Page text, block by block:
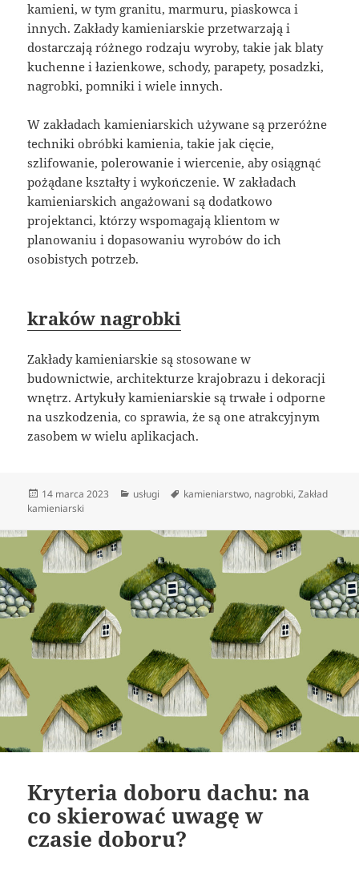
kamieni, w tym granitu, marmuru, piaskowca i
innych. Zakłady kamieniarskie przetwarzają i
dostarczają różnego rodzaju wyroby, takie jak blaty
kuchenne i łazienkowe, schody, parapety, posadzki,
nagrobki, pomniki i wiele innych.
W zakładach kamieniarskich używane są przeróżne
techniki obróbki kamienia, takie jak cięcie,
szlifowanie, polerowanie i wiercenie, aby osiągnąć
pożądane kształty i wykończenie. W zakładach
kamieniarskich angażowani są dodatkowo
projektanci, którzy wspomagają klientom w
planowaniu i dopasowaniu wyrobów do ich
osobistych potrzeb.
kraków nagrobki
Zakłady kamieniarskie są stosowane w
budownictwie, architekturze krajobrazu i dekoracji
wnętrz. Artykuły kamieniarskie są trwałe i odporne
na uszkodzenia, co sprawia, że są one atrakcyjnym
zasobem w wielu aplikacjach.
Data
publikacji
14 marca 2023 Kategorie
usługi Tagi
kamieniarstwo, nagrobki,Zakład
kamieniarski
Kryteria doboru dachu: na
co skierować uwagę w
czasie doboru?